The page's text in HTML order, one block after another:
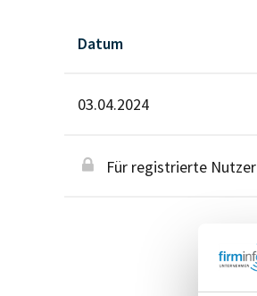
Datum
03.04.2024
Für registrierte Nutzer